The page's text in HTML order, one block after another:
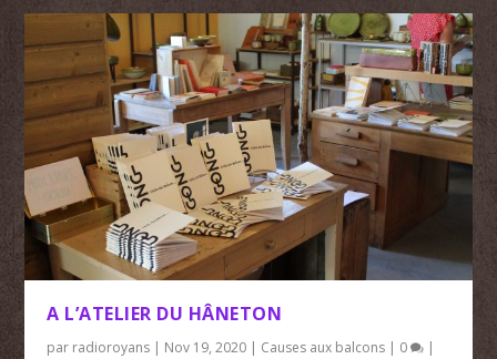
A L’ATELIER DU HÂNETON
par radioroyans | Nov 19, 2020 | Causes aux balcons | 0 |